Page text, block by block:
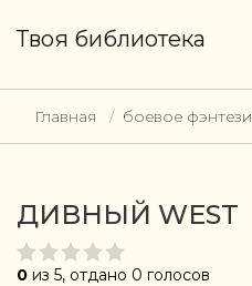
Твоя библиотека
Главная боевое фэнтези
ДИВНЫЙ WEST
0 из 5, отдано 0 голосов